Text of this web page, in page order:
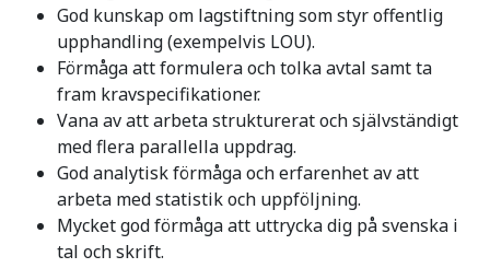
God kunskap om lagstiftning som styr offentlig
upphandling (exempelvis LOU).
Förmåga att formulera och tolka avtal samt ta
fram kravspecifikationer.
Vana av att arbeta strukturerat och självständigt
med flera parallella uppdrag.
God analytisk förmåga och erfarenhet av att
arbeta med statistik och uppföljning.
Mycket god förmåga att uttrycka dig på svenska i
tal och skrift.